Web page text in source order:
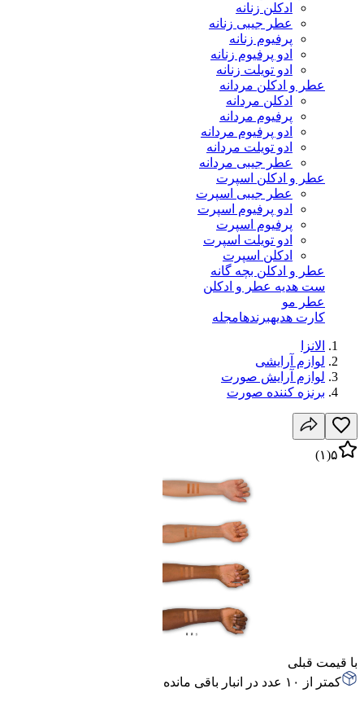
ادکلن زنانه
عطر جیبی زنانه
پرفیوم زنانه
ادو پرفیوم زنانه
ادو تویلت زنانه
عطر و ادکلن مردانه
ادکلن مردانه
پرفیوم مردانه
ادو پرفیوم مردانه
ادو تویلت مردانه
عطر جیبی مردانه
عطر و ادکلن اسپرت
عطر جیبی اسپرت
ادو پرفیوم اسپرت
پرفیوم اسپرت
ادو تویلت اسپرت
ادکلن اسپرت
عطر و ادکلن بچه گانه
ست هدیه عطر و ادکلن
عطر مو
کارت هدیهبرندهامجله
الانزا
لوازم آرایشی
لوازم آرایش صورت
برنزه کننده صورت
۵(۱)
با قیمت قبلی
کمتر از ۱۰ عدد در انبار باقی مانده